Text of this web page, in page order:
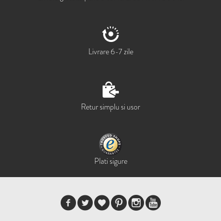
Livrare 6-7 zile
Retur simplu si usor
Plati sigure